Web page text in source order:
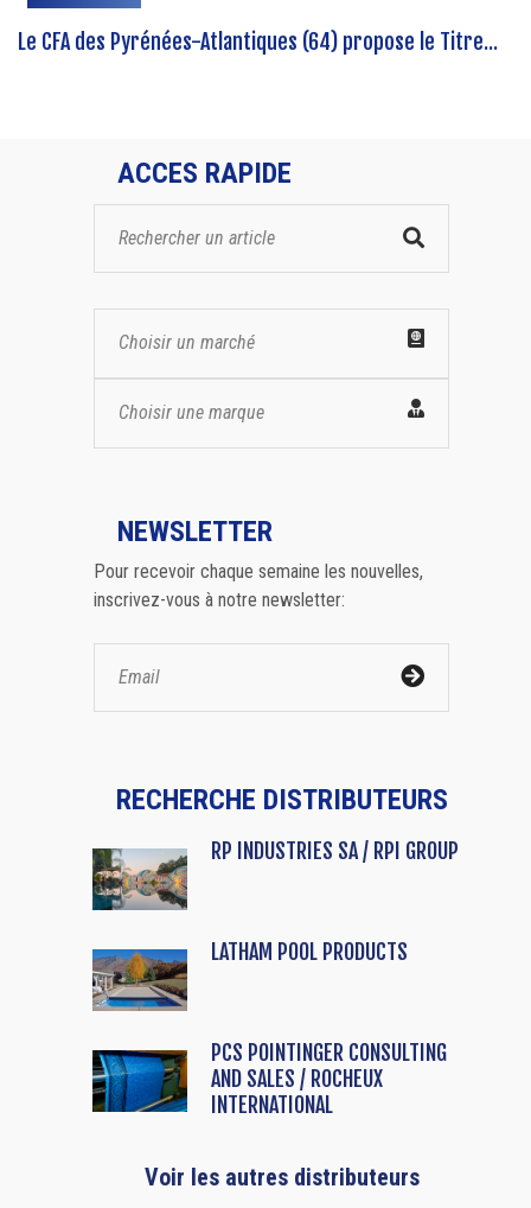
Le CFA des Pyrénées-Atlantiques (64) propose le Titre...
ACCES RAPIDE
Choisir un marché
Choisir une marque
NEWSLETTER
Pour recevoir chaque semaine les nouvelles,
inscrivez-vous à notre newsletter:
RECHERCHE DISTRIBUTEURS
RP INDUSTRIES SA / RPI GROUP
LATHAM POOL PRODUCTS
PCS POINTINGER CONSULTING
AND SALES / ROCHEUX
INTERNATIONAL
Voir les autres distributeurs